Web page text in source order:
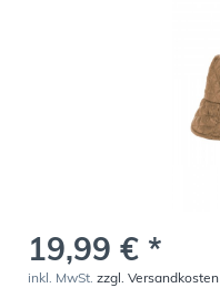
19,99 € *
inkl. MwSt. zzgl. Versandkosten